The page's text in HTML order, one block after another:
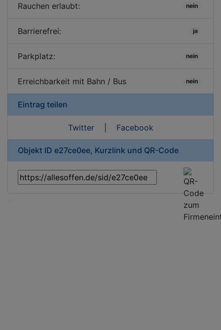
Rauchen erlaubt: nein
Barrierefrei: ja
Parkplatz: nein
Erreichbarkeit mit Bahn / Bus nein
Eintrag teilen
Twitter| Facebook
Objekt ID e27ce0ee, Kurzlink und QR-Code